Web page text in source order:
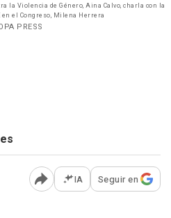
la Violencia de Género, Aina Calvo, charla con la
en el Congreso, Milena Herrera
PRESS
Abrir opciones para
IA Seguir en